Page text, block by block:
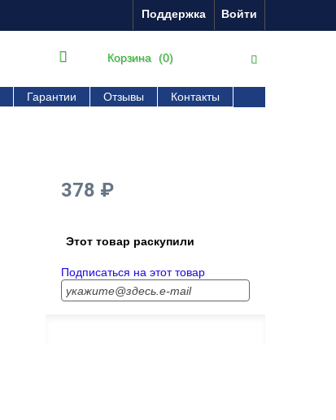
Войти
Поддержка
Корзина (0)
Гарантии Отзывы Контакты
378 ₽
Этот товар раскупили
Подписаться на этот товар